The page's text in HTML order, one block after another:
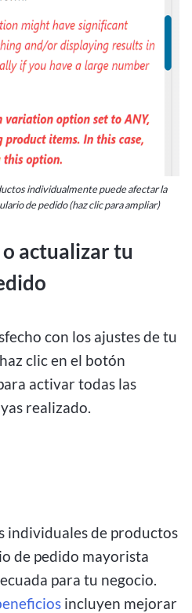
individualmente puede afectar la
de pedido (haz clic para ampliar)
o actualizar tu
con los ajustes de tu
clic en el botón
activar todas las
realizado.
individuales de productos
de pedido mayorista
para tu negocio.
incluyen mejorar